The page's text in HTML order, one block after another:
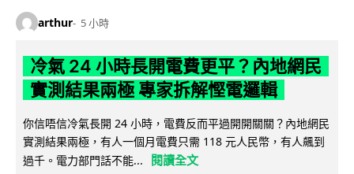
arthur 5 小時
冷氣 24 小時長開電費更平？內地網民
實測結果兩極 專家拆解慳電邏輯
你信唔信冷氣長開 24 小時，電費反而平過開開關關？內地網民
實測結果兩極，有人一個月電費只需 118 元人民幣，有人飆到
過千。電力部門話不能...
閱讀全文